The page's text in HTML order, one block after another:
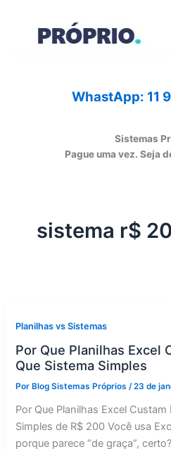
WhastApp: 11
Sistemas
Pague uma vez. Seja
sistema r$
Planilhas vs Sistemas
Por Que Planilhas Excel
Que Sistema Simples
Por Blog Sistemas Próprios/23 de
Por Que Planilhas Excel
Simples de R$ 200 Você usa
porque parece “de graça”,